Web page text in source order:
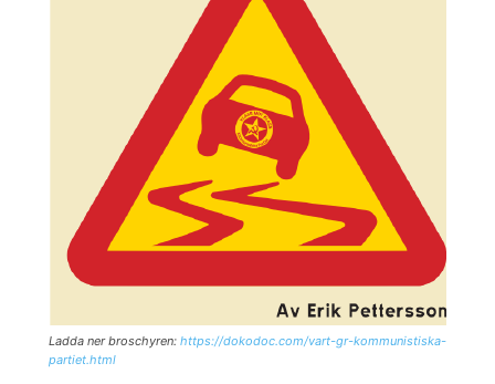
Ladda ner broschyren: https://dokodoc.com/vart-gr-kommunistiska-
partiet.html